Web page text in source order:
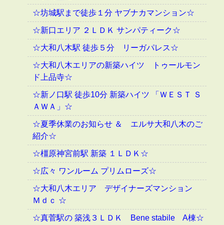
☆坊城駅まで徒歩１分 ヤブナカマンション☆
☆新口エリア ２ＬＤＫ サンパティーク☆
☆大和八木駅 徒歩５分 リーガパレス☆
☆大和八木エリアの新築ハイツ トゥールモン
ド上品寺☆
☆新ノ口駅 徒歩10分 新築ハイツ 「ＷＥＳＴ Ｓ
ＡＷＡ」☆
☆夏季休業のお知らせ ＆ エルサ大和八木のご
紹介☆
☆橿原神宮前駅 新築 １ＬＤＫ☆
☆広々 ワンルーム プリムローズ☆
☆大和八木エリア デザイナーズマンション
Ｍｄｃ ☆
☆真菅駅の 築浅３ＬＤＫ Bene stabile A棟☆